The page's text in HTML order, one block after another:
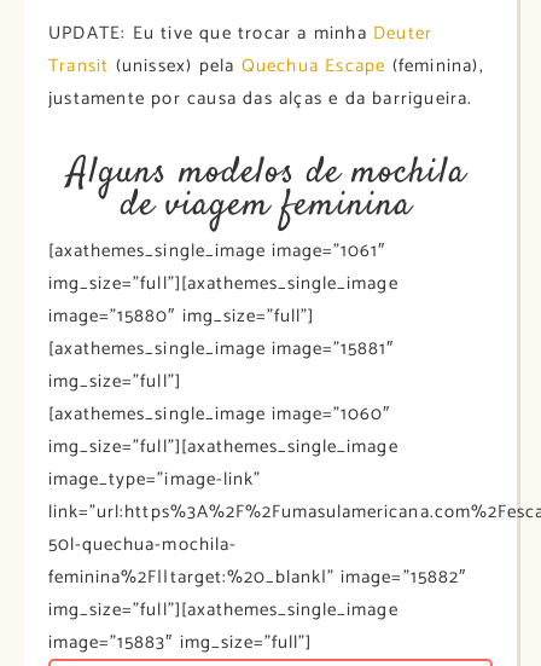
UPDATE: Eu tive que trocar a minha Deuter
Transit (unissex) pela Quechua Escape (feminina),
justamente por causa das alças e da barrigueira.
Alguns modelos de mochila
de viagem feminina
[axathemes_single_image image=”1061″
img_size=”full”][axathemes_single_image
image=”15880″ img_size=”full”]
[axathemes_single_image image=”15881″
img_size=”full”]
[axathemes_single_image image=”1060″
img_size=”full”][axathemes_single_image
image_type=”image-link”
50l-quechua-mochila-
feminina%2F||target:%20_blank|” image=”15882″
img_size=”full”][axathemes_single_image
image=”15883″ img_size=”full”]